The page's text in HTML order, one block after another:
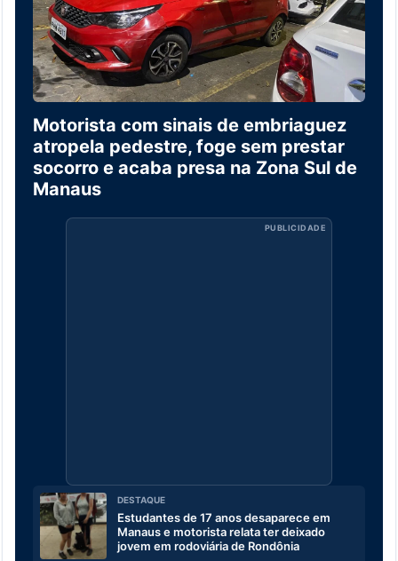
Motorista com sinais de embriaguez
atropela pedestre, foge sem prestar
socorro e acaba presa na Zona Sul de
Manaus
PUBLICIDADE
DESTAQUE
Estudantes de 17 anos desaparece em
Manaus e motorista relata ter deixado
jovem em rodoviária de Rondônia